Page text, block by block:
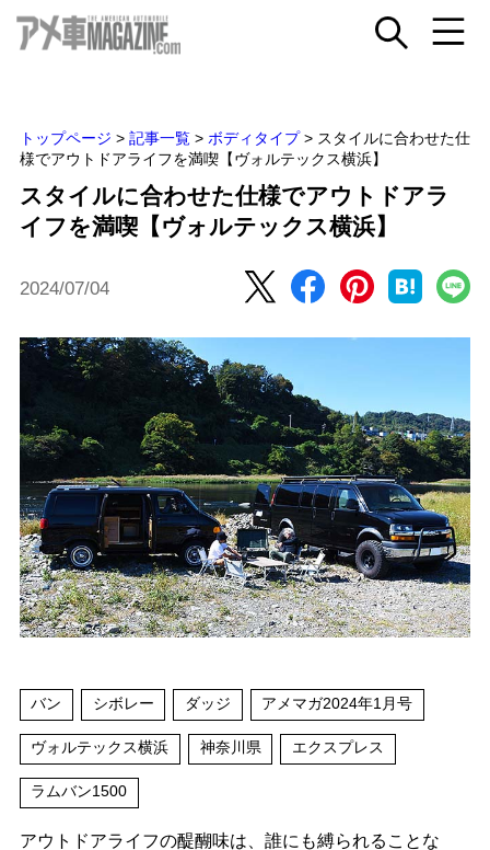
トップページ > 記事一覧 > ボディタイプ > スタイルに合わせた仕
様でアウトドアライフを満喫【ヴォルテックス横浜】
スタイルに合わせた仕様でアウトドアラ
イフを満喫【ヴォルテックス横浜】
2024/07/04
バン シボレー ダッジ アメマガ2024年1月号
ヴォルテックス横浜 神奈川県 エクスプレス
ラムバン1500
アウトドアライフの醍醐味は、誰にも縛られることな